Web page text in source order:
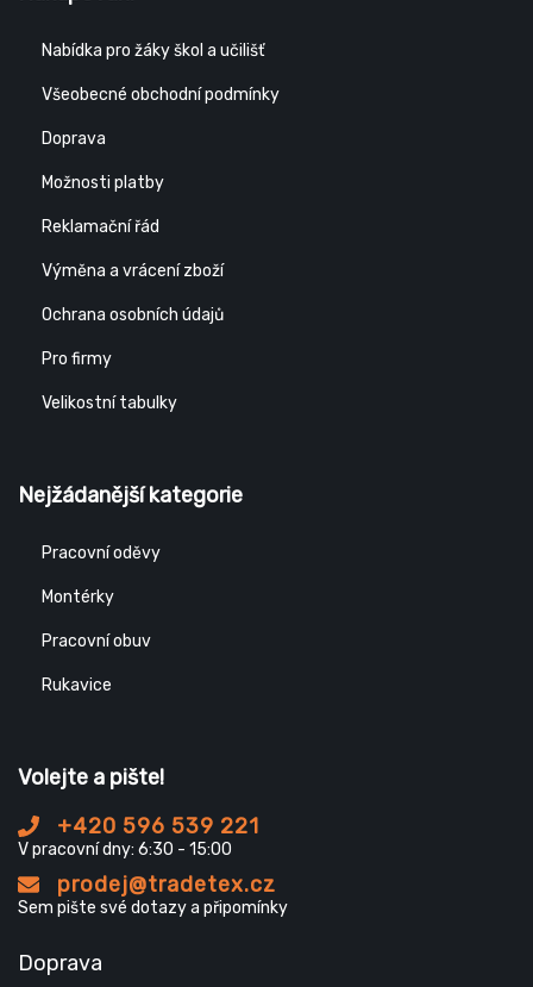
Nabídka pro žáky škol a učilišť
Všeobecné obchodní podmínky
Doprava
Možnosti platby
Reklamační řád
Výměna a vrácení zboží
Ochrana osobních údajů
Pro firmy
Velikostní tabulky
Nejžádanější kategorie
Pracovní oděvy
Montérky
Pracovní obuv
Rukavice
Volejte a pište!
+420 596 539 221
V pracovní dny: 6:30 - 15:00
prodej@tradetex.cz
Sem pište své dotazy a připomínky
Doprava